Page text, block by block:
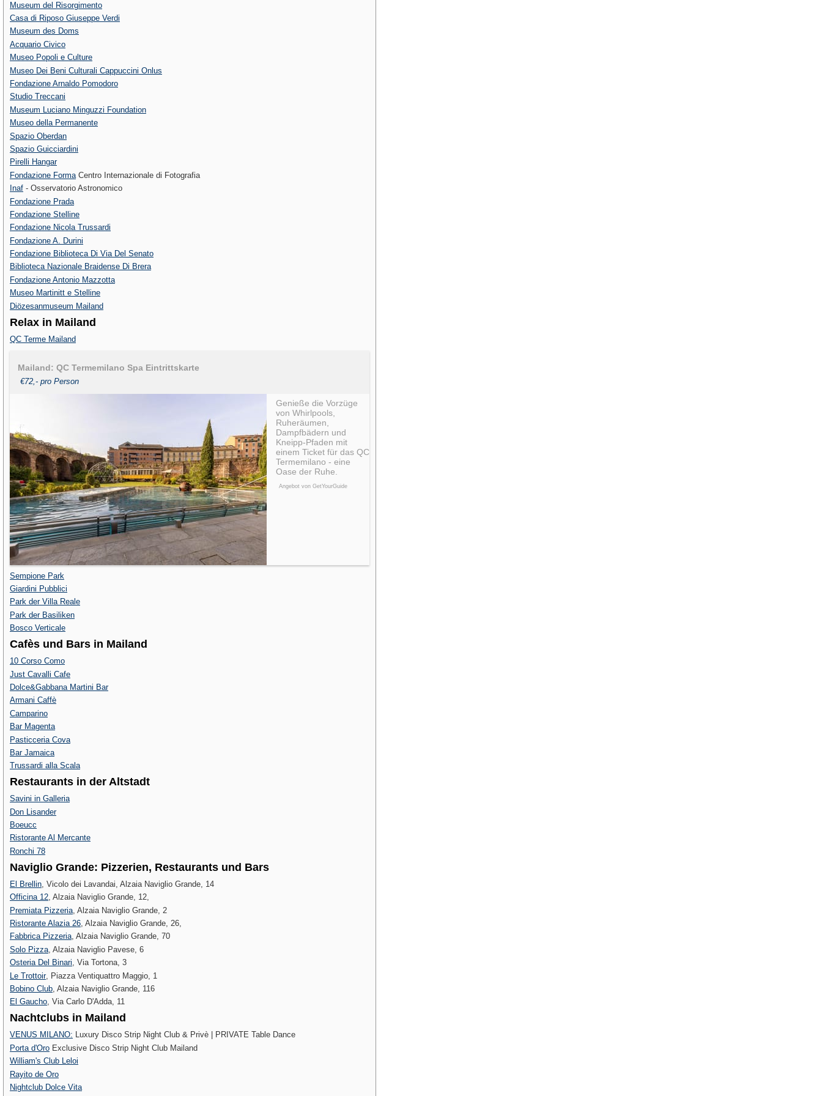
Museum del Risorgimento
Casa di Riposo Giuseppe Verdi
Museum des Doms
Acquario Civico
Museo Popoli e Culture
Museo Dei Beni Culturali Cappuccini Onlus
Fondazione Arnaldo Pomodoro
Studio Treccani
Museum Luciano Minguzzi Foundation
Museo della Permanente
Spazio Oberdan
Spazio Guicciardini
Pirelli Hangar
Fondazione Forma Centro Internazionale di Fotografia
Inaf - Osservatorio Astronomico
Fondazione Prada
Fondazione Stelline
Fondazione Nicola Trussardi
Fondazione A. Durini
Fondazione Biblioteca Di Via Del Senato
Biblioteca Nazionale Braidense Di Brera
Fondazione Antonio Mazzotta
Museo Martinitt e Stelline
Diözesanmuseum Mailand
Relax in Mailand
QC Terme Mailand
Mailand: QC Termemilano Spa Eintrittskarte
€72,- pro Person
Genieße die Vorzüge
von Whirlpools,
Ruheräumen,
Dampfbädern und
Kneipp-Pfaden mit
einem Ticket für das QC
Termemilano - eine
Oase der Ruhe.
Angebot von GetYourGuide
Sempione Park
Giardini Pubblici
Park der Villa Reale
Park der Basiliken
Bosco Verticale
Cafès und Bars in Mailand
10 Corso Como
Just Cavalli Cafe
Dolce&Gabbana Martini Bar
Armani Caffè
Camparino
Bar Magenta
Pasticceria Cova
Bar Jamaica
Trussardi alla Scala
Restaurants in der Altstadt
Savini in Galleria
Don Lisander
Boeucc
Ristorante Al Mercante
Ronchi 78
Naviglio Grande: Pizzerien, Restaurants und Bars
El Brellin , Vicolo dei Lavandai, Alzaia Naviglio Grande, 14
Officina 12, Alzaia Naviglio Grande, 12,
Premiata Pizzeria , Alzaia Naviglio Grande, 2
Ristorante Alazia 26, Alzaia Naviglio Grande, 26,
Fabbrica Pizzeria, Alzaia Naviglio Grande, 70
Solo Pizza , Alzaia Naviglio Pavese, 6
Osteria Del Binari, Via Tortona, 3
Le Trottoir‎, Piazza Ventiquattro Maggio, 1
Bobino Club, Alzaia Naviglio Grande, 116
El Gaucho, Via Carlo D'Adda, 11
Nachtclubs in Mailand
VENUS MILANO: Luxury Disco Strip Night Club & Privè | PRIVATE Table Dance
Porta d'Oro Exclusive Disco Strip Night Club Mailand
William's Club Leloi
Rayito de Oro
Nightclub Dolce Vita